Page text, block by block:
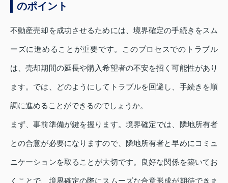
のポイント
不動産売却を成功させるためには、境界確定の手続きをスム
ーズに進めることが重要です。このプロセスでのトラブル
は、売却期間の延長や購入希望者の不安を招く可能性があり
ます。では、どのようにしてトラブルを回避し、手続きを順
調に進めることができるのでしょうか。
まず、事前準備が鍵を握ります。境界確定では、隣地所有者
との合意が必要になりますので、隣地所有者と早めにコミュ
ニケーションを取ることが大切です。良好な関係を築いてお
くことで、境界確定の際にスムーズな合意形成が期待できま